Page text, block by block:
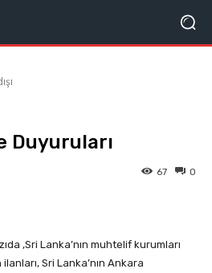
Duyuruları
0
67
,Sri Lanka’nın muhtelif kurumları
Sri Lanka’nın Ankara